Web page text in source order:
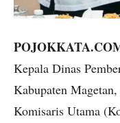
Kepala Dinas
Kabupaten
Komisaris Utama